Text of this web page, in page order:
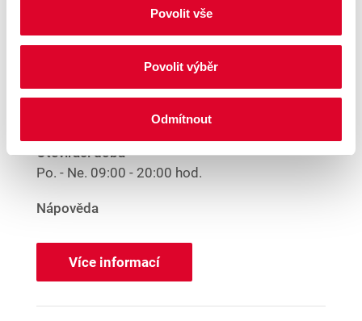
Povolit vše
Povolit výběr
Odmítnout
Woolworth – Otvice
Obchodni 250
Vzdálenost
Otevírací doba
Po. - Ne. 09:00 - 20:00 hod.
Nápověda
Více informací